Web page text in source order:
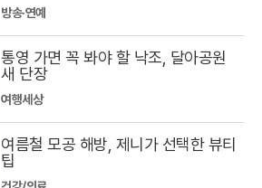
방송·연예
통영 가면 꼭 봐야 할 낙조, 달아공원
새 단장
여행세상
여름철 모공 해방, 제니가 선택한 뷰티
팁